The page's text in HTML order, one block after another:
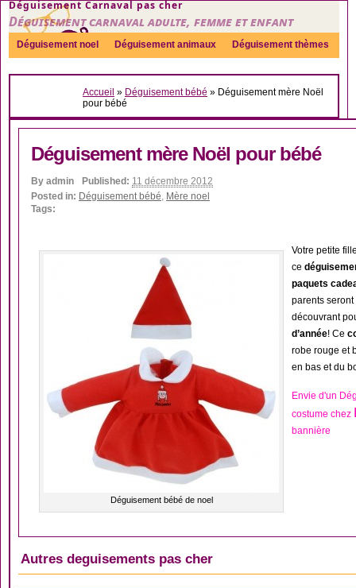
Déguisement Carnaval pas cher
Déguisement carnaval adulte, femme et enfant
Déguisement noel Déguisement animaux Déguisement thèmes
Sexy Déguisement couple Déguisements par genre Idées
Accueil » Déguisement bébé » Déguisement mère Noël
pour bébé
Déguisement mère Noël pour bébé
By admin Published: 11 décembre 2012
Posted in: Déguisement bébé, Mère noel
Tags:
Déguisement bébé de noel
Votre petite
ce
paquets
parents seront
découvrant
d’année! Ce
robe rouge et
en bas et du
Envie d'un
costume chez
bannière
Autres deguisements pas cher
DÉGUISEMENT NOËL